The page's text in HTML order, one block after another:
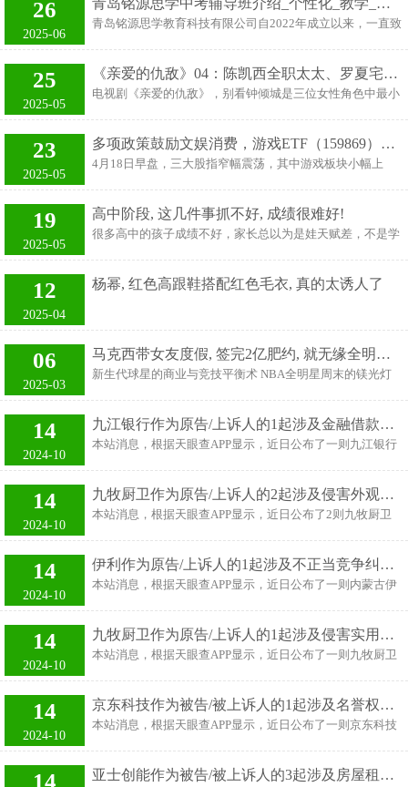
26
2025-06
青岛铭源思学中考辅导班介绍_个性化_教学_评估
青岛铭源思学教育科技有限公司自2022年成立以来，一直致
教学，力求帮助每一位学生实现学业上的突破。 中考是每个
初中生迈向高中阶段的重要一步，因此选择一个合适的辅导
班至关重要。青岛铭源思学中考辅导班专注于提升学生的文
化课成绩，通过个性化的教学方案和严格的管理机制，帮助
学生在短时间内取得显著进步。 我们深知每位学生的学习基
25
2025-05
《亲爱的仇敌》04：陈凯西全职太太、罗夏宅女，不及钟倾城成熟
电视剧《亲爱的仇敌》，别看钟倾城是三位女性角色中最小
有亏待她。 她是在父母的宠溺下成长起来的，很早就结识了
陈勉。 两个人一路走来，从相知相恋到走进婚姻殿堂，可以
说是非常顺利。 至于陈勉不靠谱，那也是他有钱之后才变得
不靠谱的。 财富自由了，选择变多了，没抵住诱惑，开了口
子尝到甜头，就一发不可收拾了。 但他在物质上对陈凯西是
23
2025-05
多项政策鼓励文娱消费，游戏ETF（159869）涨0.57%
4月18日早盘，三大股指窄幅震荡，其中游戏板块小幅上
1.08%，吉比特、神州泰岳、巨人网络等小幅跟涨。 近期中
共中央办公厅、国务院办公厅联合印发《提振消费专项行动
方案》，明确指出鼓励动漫、游戏、电竞及其周边衍生品消
费，支持原创IP开发，推动中华优秀传统文化融入数字产品
19
2025-05
高中阶段, 这几件事抓不好, 成绩很难好!
很多高中的孩子成绩不好，家长总以为是娃天赋差，不是学
你，在高中阶段，如果下面这几件事抓不好，成绩真的很难
了知识点难度大之外，还有就是上课节奏非常快。初中老师
还会稍微停下来问大家听懂没，但高中老师不会，很多内容
都是一遍过，最后两遍，不会讲三遍，不管你听没听懂，就
12
2025-04
杨幂, 红色高跟鞋搭配红色毛衣, 真的太诱人了
06
2025-03
马克西带女友度假, 签完2亿肥约, 就无缘全明星, 女友身材火辣
新生代球星的商业与竞技平衡术 NBA全明星周末的镁光灯
西晒出与女友的游轮度假照时，这个23岁年轻人正站在现代
职业体育的十字路口。 2024年联盟薪资报告显示，像马克
西这样签下5年2亿美元合同的"次顶薪球员"已占联盟总人数
的17%，较五年前翻了三倍。 这种现象背后，是NBA新版劳
资协议创造的"指定新秀条款"红利，更是资本对潜力股的提
14
2024-10
九江银行作为原告/上诉人的1起涉及金融借款合同纠纷的诉讼将于2024年11月1日开庭
本站消息，根据天眼查APP显示，近日公布了一则九江银行
红谷滩区人民法院案由：金融借款合同纠纷当事人信息：原
告/上诉人：九江银行股份有限公司被告/被上诉人：李某
某、熊某某开庭日期：2024年11月1日 根据统计，近一年内
以九江银行股份有限公司为当事人的历史开庭公告有1070
则，其中案由为“金融借款合同纠纷”的公告以1042则居首，
14
2024-10
九牧厨卫作为原告/上诉人的2起涉及侵害外观设计专利权纠纷的诉讼将于2024年10月8日开庭
本站消息，根据天眼查APP显示，近日公布了2则九牧厨卫
如下： 数据来源：天眼查APP 以上内容为本站据公开信息整
理，由智能算法生成，不构成投资建议。
14
2024-10
伊利作为原告/上诉人的1起涉及不正当竞争纠纷的诉讼将于2024年11月1日开庭
本站消息，根据天眼查APP显示，近日公布了一则内蒙古伊
江苏省南京市中级人民法院案由：不正当竞争纠纷当事人信
息：原告/上诉人：内蒙古伊利实业集团股份有限公司被告/
被上诉人：内蒙古蒙牛乳业（集团）股份有限公司、南某某
开庭日期：2024年11月1日 根据统计，近一年内以内蒙古伊
利实业集团股份有限公司为当事人的历史开庭公告有32则，
14
2024-10
九牧厨卫作为原告/上诉人的1起涉及侵害实用新型专利权纠纷的诉讼将于2024年10月8日开庭
本站消息，根据天眼查APP显示，近日公布了一则九牧厨卫
市中级人民法院案由：侵害实用新型专利权纠纷当事人信
息：原告/上诉人：九牧厨卫股份有限公司被告/被上诉人：
慈溪市铭凯洁具有限公司开庭日期：2024年10月8日 根据统
计，近一年内以九牧厨卫股份有限公司为当事人的历史开庭
14
2024-10
京东科技作为被告/被上诉人的1起涉及名誉权纠纷的诉讼将于2024年11月1日开庭
本站消息，根据天眼查APP显示，近日公布了一则京东科技
海市嘉定区人民法院案由：名誉权纠纷当事人信息：原告/
14 亚士创能作为被告/被上诉人的3起涉及房屋租赁合同纠纷的诉讼将于2024年11月1日开庭